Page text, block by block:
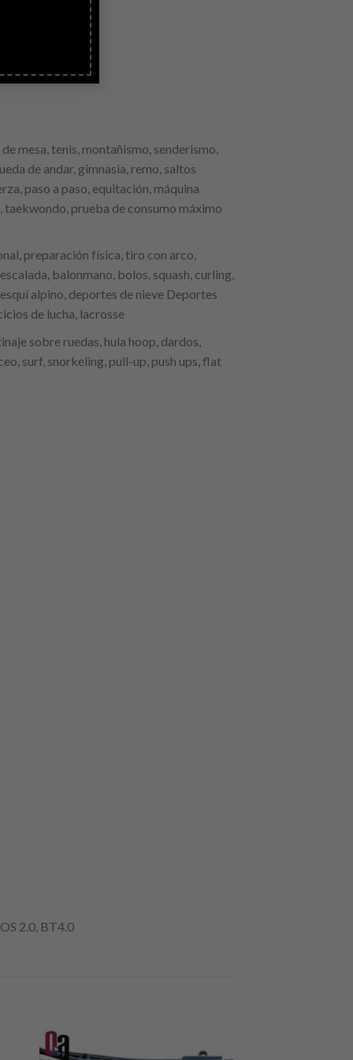
mesa, tenis, montañismo, senderismo,
de andar, gimnasia, remo, saltos
paso a paso, equitación, máquina
prueba de consumo máximo
preparación física, tiro con arco,
balonmano, bolos, squash, curling,
alpino, deportes de nieve Deportes
de lucha, lacrosse
sobre ruedas, hula hoop, dardos,
surf, snorkeling, pull-up, push ups, flat
2.0, BT4.0